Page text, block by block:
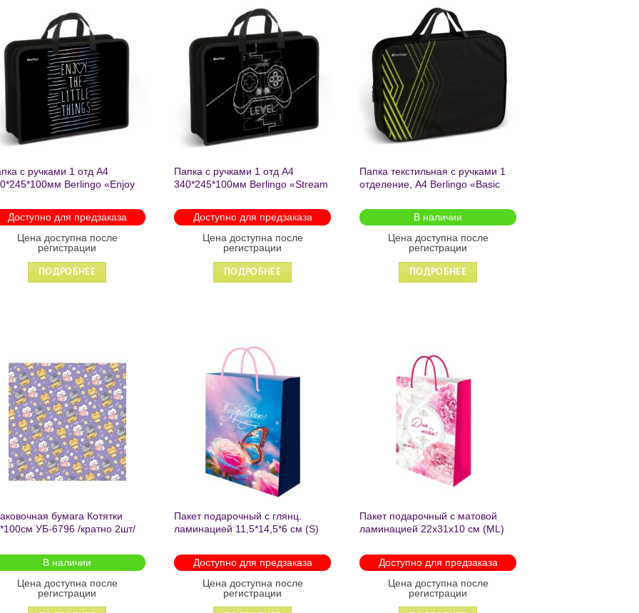
Добавить
в список
желаний
с ручками 1
«Basic
после
Добавить
в список
желаний
Папка текстильная с ручками 1
отделение, А4 Berlingo «Basic
на молнии 2602
Доступно для предзаказа
Цена доступна после
Добавить
в список
желаний
Папка текстильная с ручками 1
отделение, А4 Berlingo «Online»,
молнии 1222
В наличии
Цена доступна после
Пенал на молнии 1 отделение
19.5х7х5.5 см Фразы с
полиэстер арт.71943 Феникс+
Доступно для предзаказа
Добавить
в список
желаний
бумага Котятки
УБ-6796 /кратно 2шт/
В наличии
Цена доступна после
регистрации
Добавить
Пакет подарочный с глянц.
ламинацией 11,5*14,5*6 см (S)
Доступно для предзаказа
Цена доступна после
регистрации
Добавить
Пакет подарочный с матовой
ламинацией 22х31х10 см (ML)
Доступно для предзаказа
Цена доступна после
регистрации